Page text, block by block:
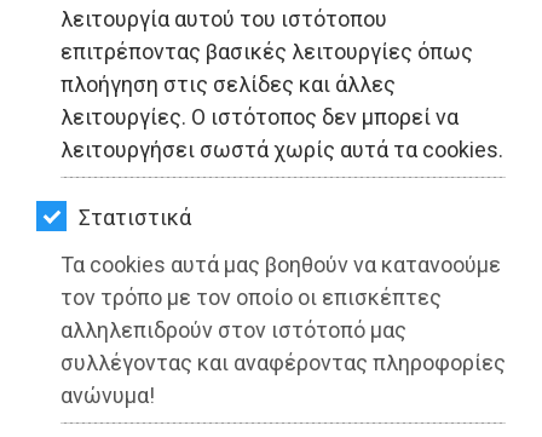
λειτουργία αυτού του ιστότοπου
επιτρέποντας βασικές λειτουργίες όπως
πλοήγηση στις σελίδες και άλλες
λειτουργίες. Ο ιστότοπος δεν μπορεί να
λειτουργήσει σωστά χωρίς αυτά τα cookies.
Στατιστικά
Τα cookies αυτά μας βοηθούν να κατανοούμε
τον τρόπο με τον οποίο οι επισκέπτες
αλληλεπιδρούν στον ιστότοπό μας
συλλέγοντας και αναφέροντας πληροφορίες
ανώνυμα!
ΠΟΛΙΤΙΣΜΟΣ
ΣΠΙΤΙ-
ΚΗΠΟΣ
ΥΓΕΙΑ
LIFESTYLE
ΤΑΞΙΔΙΑ
ΕΞΟΔΟΣ
ΠΕΡΙΒΑΛΛΟΝ